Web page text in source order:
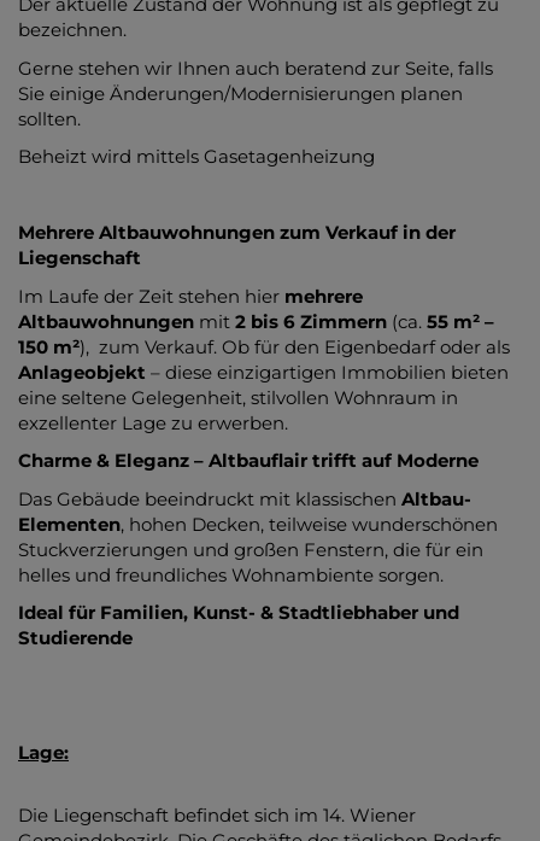
bezeichnen.
Gerne stehen wir Ihnen auch beratend zur Seite, falls
Sie einige Änderungen/Modernisierungen planen
sollten.
Beheizt wird mittels Gasetagenheizung
Mehrere Altbauwohnungen zum Verkauf in der
Liegenschaft
Im Laufe der Zeit stehen hier mehrere
Altbauwohnungen mit 2 bis 6 Zimmern (ca. 55 m² –
150 m²), zum Verkauf. Ob für den Eigenbedarf oder als
Anlageobjekt – diese einzigartigen Immobilien bieten
eine seltene Gelegenheit, stilvollen Wohnraum in
exzellenter Lage zu erwerben.
Charme & Eleganz – Altbauflair trifft auf Moderne
Das Gebäude beeindruckt mit klassischen Altbau-
Elementen, hohen Decken, teilweise wunderschönen
Stuckverzierungen und großen Fenstern, die für ein
helles und freundliches Wohnambiente sorgen.
Ideal für Familien, Kunst- & Stadtliebhaber und
Studierende
Lage:
Die Liegenschaft befindet sich im 14. Wiener